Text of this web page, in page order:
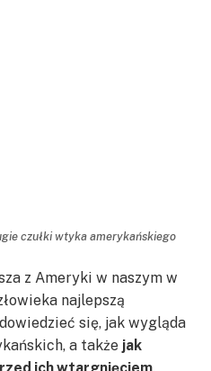
czułki wtyka amerykańskiego
z Ameryki w naszym w
najlepszą
się, jak wygląda
a także jak